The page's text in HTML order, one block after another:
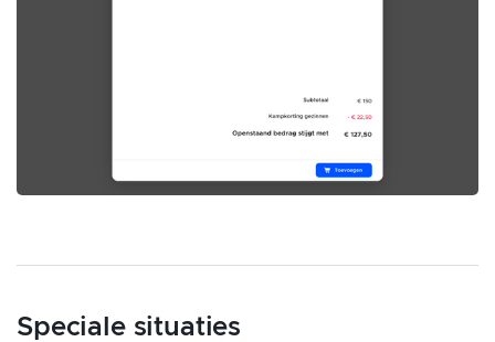
Speciale situaties